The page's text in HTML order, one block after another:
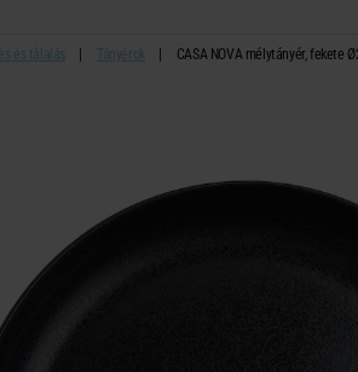
és tálalás Tányérok CASA NOVA mélytányér, fekete